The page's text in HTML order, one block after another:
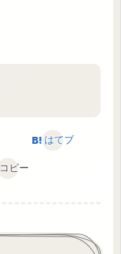
はてブ
コピー